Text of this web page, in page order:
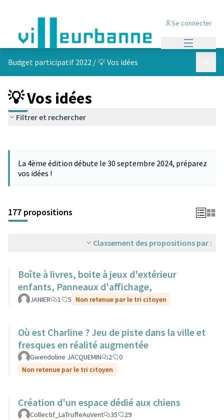
Se connecter
Budget participatif 2022 /💡 Vos idées
💡 Vos idées
Filtrer et rechercher
−
La 4ème édition débute le 30 septembre 2024, préparez
vos idées !
177 propositions
Classement des propositions par :
Boîte à livres, boite à jeux d'extérieur
enfants, Panneaux d'affichage,
JANIER 1 5 Non retenue par le tri citoyen
Où est Charline ? Jeu de piste dans la ville et
fresques en réalité augmentée
Gwendoline JACQUEMIN 2
0
Non retenue par le tri citoyen
Création d'un espace dédié aux chiens
Collectif_LaTruffeAuVent 35
29